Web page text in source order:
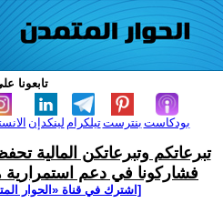
تابعونا
لينكدإن تيلكرامبنترست بودكاست
تبرعاتكم وتبرعاتكن المالية
فشاركونا في دعم استمرارية
[اشترك في قناة ‫«الحوار